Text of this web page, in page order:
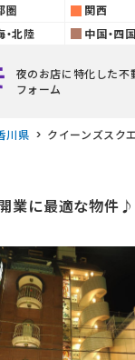
圏 関西
・北陸 中国・四国
夜のお店に特化した不
フォーム
川県 クイーンズス
業に最適な物件♪